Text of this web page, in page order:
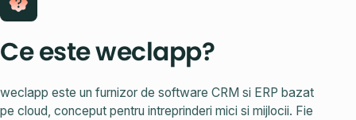
Ce este weclapp?
weclapp este un furnizor de software CRM si ERP bazat
pe cloud, conceput pentru intreprinderi mici si mijlocii. Fie